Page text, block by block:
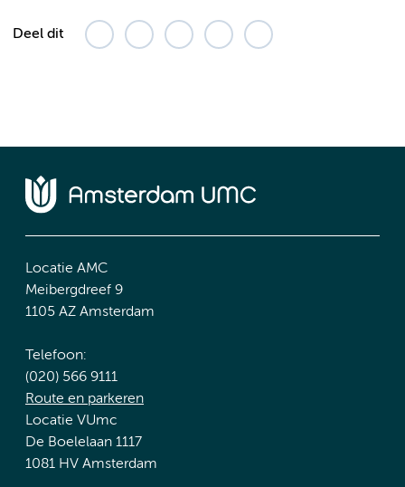
Deel dit
Locatie AMC
Meibergdreef 9
1105 AZ Amsterdam
Telefoon:
(020) 566 9111
Route en parkeren
Locatie VUmc
De Boelelaan 1117
1081 HV Amsterdam